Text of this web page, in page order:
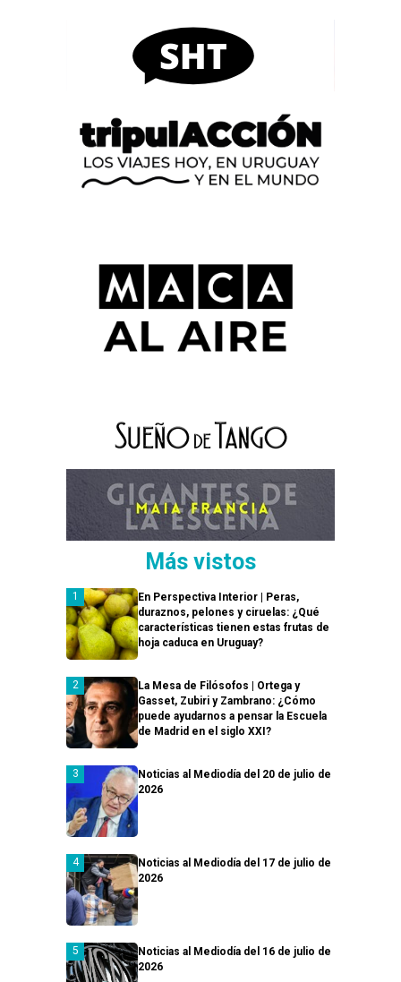
Más vistos
En Perspectiva Interior | Peras,
duraznos, pelones y ciruelas: ¿Qué
características tienen estas frutas de
hoja caduca en Uruguay?
La Mesa de Filósofos | Ortega y
Gasset, Zubiri y Zambrano: ¿Cómo
puede ayudarnos a pensar la Escuela
de Madrid en el siglo XXI?
Noticias al Mediodía del 20 de julio de
2026
Noticias al Mediodía del 17 de julio de
2026
Noticias al Mediodía del 16 de julio de
2026